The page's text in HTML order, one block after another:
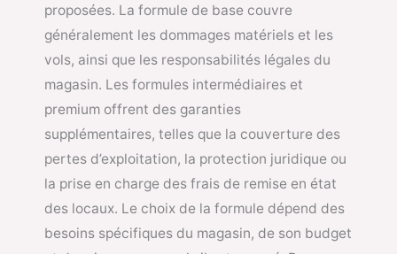
proposées. La formule de base couvre
généralement les dommages matériels et les
vols, ainsi que les responsabilités légales du
magasin. Les formules intermédiaires et
premium offrent des garanties
supplémentaires, telles que la couverture des
pertes d’exploitation, la protection juridique ou
la prise en charge des frais de remise en état
des locaux. Le choix de la formule dépend des
besoins spécifiques du magasin, de son budget